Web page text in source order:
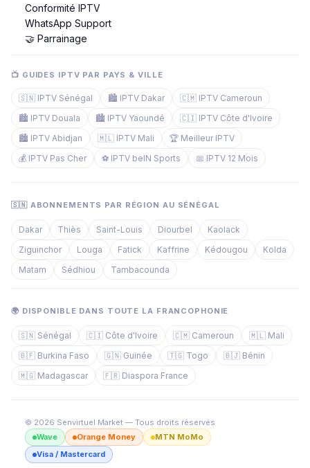
Conformité IPTV
WhatsApp Support
🤝 Parrainage
📺 GUIDES IPTV PAR PAYS & VILLE
🇸🇳 IPTV Sénégal 🏙️ IPTV Dakar
🇨🇲 IPTV Cameroun
🏙️ IPTV Douala
🏙️ IPTV Yaoundé
🇨🇮 IPTV Côte d'Ivoire
🏙️ IPTV Abidjan
🇲🇱 IPTV Mali
🏆 Meilleur IPTV
💰 IPTV Pas Cher
⚽ IPTV beIN Sports 📅 IPTV 12 Mois
🇸🇳 ABONNEMENTS PAR RÉGION AU SÉNÉGAL
Dakar Thiès Saint-Louis Diourbel
Kaolack
Ziguinchor
Louga Fatick Kaffrine Kédougou
Kolda
Matam
Sédhiou Tambacounda
🌍 DISPONIBLE DANS TOUTE LA FRANCOPHONIE
🇸🇳 Sénégal 🇨🇮 Côte d'Ivoire 🇨🇲 Cameroun
🇲🇱 Mali
🇧🇫 Burkina Faso
🇬🇳 Guinée 🇹🇬 Togo
🇧🇯 Bénin
🇲🇬 Madagascar
🇫🇷 Diaspora France
© 2026 Senvirtuel Market — Tous droits réservés
Wave
Orange Money
MTN MoMo
Visa / Mastercard